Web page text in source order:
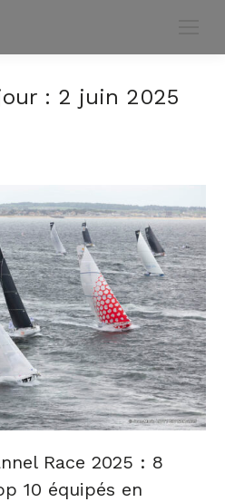
: 2 juin 2025
Race 2025 : 8
10 équipés en